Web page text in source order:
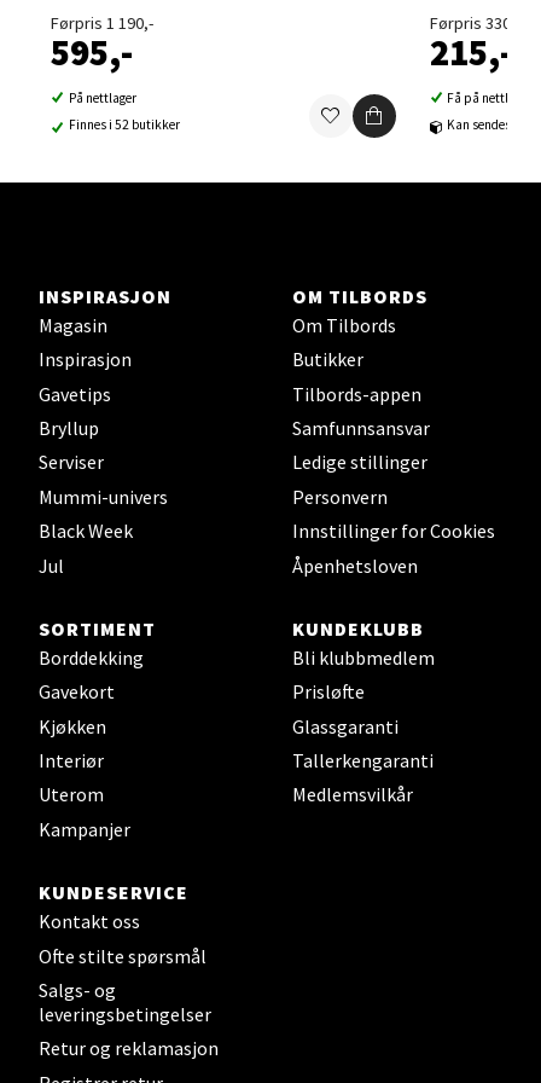
Førpris 1 190,-
595,-
På nettlager
Finnes i 52 butikker
Førpris 330,-
215,-
Få på nettlager
Kan sendes til
INSPIRASJON
Magasin
Inspirasjon
Gavetips
Bryllup
Serviser
Mummi-univers
Black Week
Jul
OM TILBORDS
Om Tilbords
Butikker
Tilbords-appen
Samfunnsansvar
Ledige stillinger
Personvern
Innstillinger for Cookies
Åpenhetsloven
SORTIMENT
Borddekking
Gavekort
Kjøkken
Interiør
Uterom
Kampanjer
KUNDEKLUBB
Bli klubbmedlem
Prisløfte
Glassgaranti
Tallerkengaranti
Medlemsvilkår
KUNDESERVICE
Kontakt oss
Ofte stilte spørsmål
Salgs- og
leveringsbetingelser
Retur og reklamasjon
Velg
Sortland - Sortland Storsenter
Steinkjer - Thon Senter Steinkjer
Sjøfartsgata 2, 7714 Steinkjer
Åpent i dag 10-20
Leirvik - Stord
Åpent i dag 10-17
0 i butikk
Oslo - Thon Senter Storo